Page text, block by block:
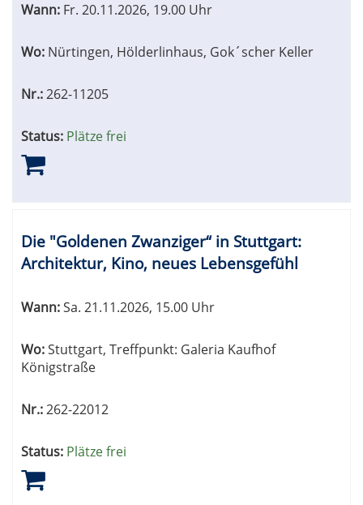
Wann: Fr. 20.11.2026, 19.00 Uhr
Wo: Nürtingen, Hölderlinhaus, Gok´scher Keller
Nr.:262-11205
Status: Plätze frei
Die "Goldenen Zwanziger“ in Stuttgart:
Architektur, Kino, neues Lebensgefühl
Wann:Sa. 21.11.2026, 15.00 Uhr
Wo:Stuttgart, Treffpunkt: Galeria Kaufhof
Königstraße
Nr.:262-22012
Status: Plätze frei